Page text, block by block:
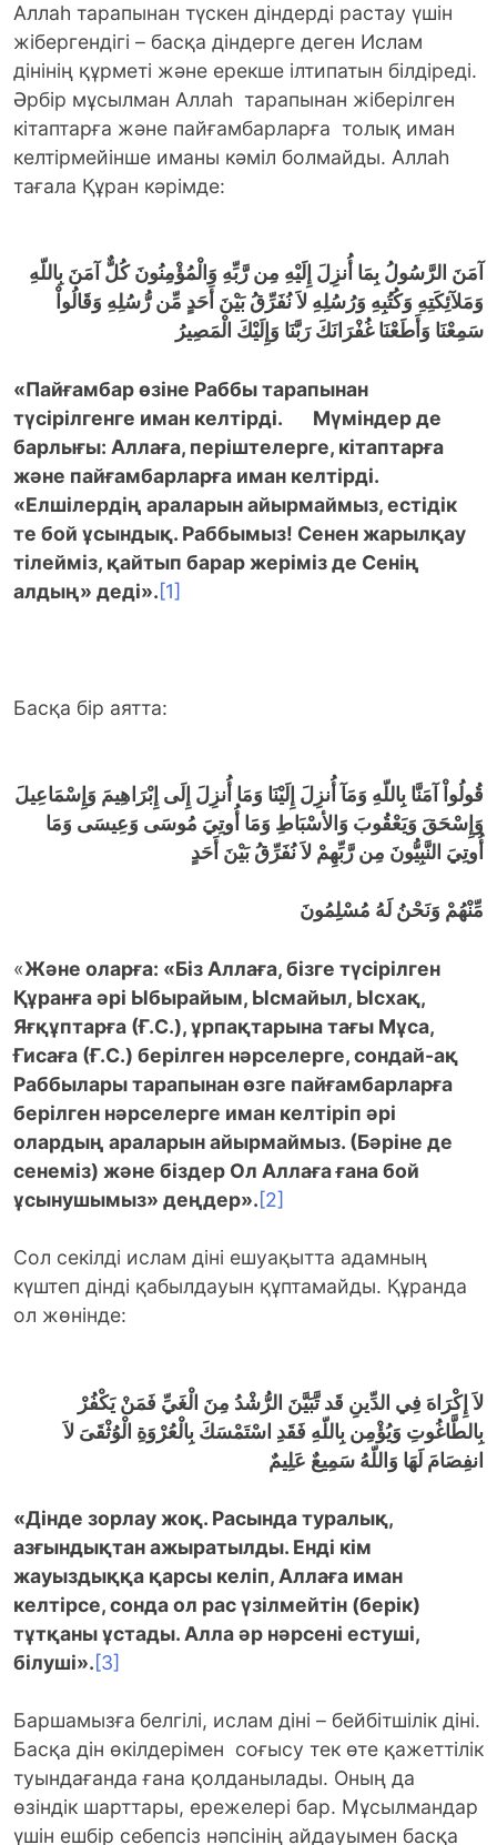
Аллаһ тарапынан түскен діндерді растау үшін
жібергендігі – басқа діндерге деген Ислам
дінінің құрметі және ерекше ілтипатын білдіреді.
Әрбір мұсылман Аллаһ тарапынан жіберілген
кітаптарға және пайғамбарларға толық иман
келтірмейінше иманы кәміл болмайды. Аллаһ
тағала Құран кәрімде:
آمَنَ الرَّسُولُ بِمَا أُنزِلَ إِلَيْهِ مِن رَّبِّهِ وَالْمُؤْمِنُونَ كُلٌّ آمَنَ بِاللّهِ
وَمَلآئِكَتِهِ وَكُتُبِهِ وَرُسُلِهِ لاَ نُفَرِّقُ بَيْنَ أَحَدٍ مِّن رُّسُلِهِ وَقَالُواْ
سَمِعْنَا وَأَطَعْنَا غُفْرَانَكَ رَبَّنَا وَإِلَيْكَ الْمَصِيرُ
«Пайғамбар өзіне Раббы тарапынан
түсірілгенге иман келтірді. Мүміндер де
барлығы: Аллаға, періштелерге, кітаптарға
және пайғамбарларға иман келтірді.
«Елшілердің араларын айырмаймыз, естідік
те бой ұсындық. Раббымыз! Сенен жарылқау
тілейміз, қайтып барар жеріміз де Сенің
алдың» деді».[1]
Басқа бір аятта:
قُولُواْ آمَنَّا بِاللّهِ وَمَآ أُنزِلَ إِلَيْنَا وَمَا أُنزِلَ إِلَى إِبْرَاهِيمَ وَإِسْمَاعِيلَ
وَإِسْحَقَ وَيَعْقُوبَ وَالأسْبَاطِ وَمَا أُوتِيَ مُوسَى وَعِيسَى وَمَا
أُوتِيَ النَّبِيُّونَ مِن رَّبِّهِمْ لاَ نُفَرِّقُ بَيْنَ أَحَدٍ
مِّنْهُمْ وَنَحْنُ لَهُ مُسْلِمُونَ
«Және оларға: «Біз Аллаға, бізге түсірілген
Құранға әрі Ыбырайым, Ысмайыл, Ысхақ,
Яғқұптарға (Ғ.С.), ұрпақтарына тағы Мұса,
Ғисаға (Ғ.С.) берілген нәрселерге, сондай-ақ
Раббылары тарапынан өзге пайғамбарларға
берілген нәрселерге иман келтіріп әрі
олардың араларын айырмаймыз. (Бәріне де
сенеміз) және біздер Ол Аллаға ғана бой
ұсынушымыз» деңдер».[2]
Сол секілді ислам діні ешуақытта адамның
күштеп дінді қабылдауын құптамайды. Құранда
ол жөнінде:
لاَ إِكْرَاهَ فِي الدِّينِ قَد تَّبَيَّنَ الرُّشْدُ مِنَ الْغَيِّ فَمَنْ يَكْفُرْ
بِالطَّاغُوتِ وَيُؤْمِن بِاللّهِ فَقَدِ اسْتَمْسَكَ بِالْعُرْوَةِ الْوُثْقَىَ لاَ
انفِصَامَ لَهَا وَاللّهُ سَمِيعٌ عَلِيمٌ
«Дінде зорлау жоқ. Расында туралық,
азғындықтан ажыратылды. Енді кім
жауыздыққа қарсы келіп, Аллаға иман
келтірсе, сонда ол рас үзілмейтін (берік)
тұтқаны ұстады. Алла әр нәрсені естуші,
білуші».[3]
Баршамызға белгілі, ислам діні – бейбітшілік діні.
Басқа дін өкілдерімен соғысу тек өте қажеттілік
туындағанда ғана қолданылады. Оның да
өзіндік шарттары, ережелері бар. Мұсылмандар
үшін ешбір себепсіз нәпсінің айдауымен басқа